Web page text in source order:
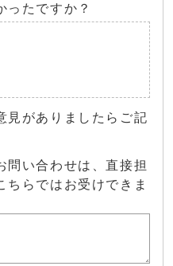
ったですか？
見がありましたらご記
問い合わせは、直接担
ちらではお受けできま